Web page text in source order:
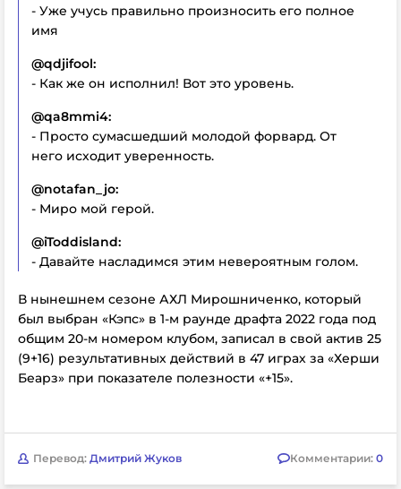
- Уже учусь правильно произносить его полное
имя
@qdjifool:
- Как же он исполнил! Вот это уровень.
@qa8mmi4:
- Просто сумасшедший молодой форвард. От
него исходит уверенность.
@notafan_jo:
- Миро мой герой.
@iToddisland:
- Давайте насладимся этим невероятным голом.
В нынешнем сезоне АХЛ Мирошниченко, который
был выбран «Кэпс» в 1-м раунде драфта 2022 года под
общим 20-м номером клубом, записал в свой актив 25
(9+16) результативных действий в 47 играх за «Херши
Беарз» при показателе полезности «+15».
Перевод: Дмитрий Жуков Комментарии: 0